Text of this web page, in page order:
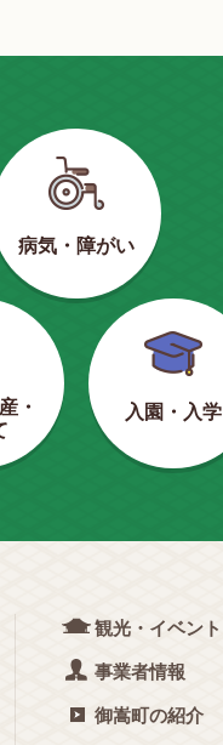
病気・障がい
・
入園・入学
観光・イベント
事業者情報
御嵩町の紹介